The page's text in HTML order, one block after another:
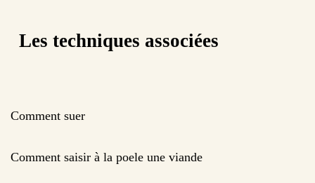
Les techniques associées
Comment suer
Comment saisir à la poele une viande